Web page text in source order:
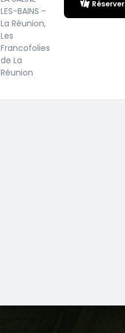
LES-BAINS -
La Réunion,
Les
Francofolies
de La
Réunion
Réserver